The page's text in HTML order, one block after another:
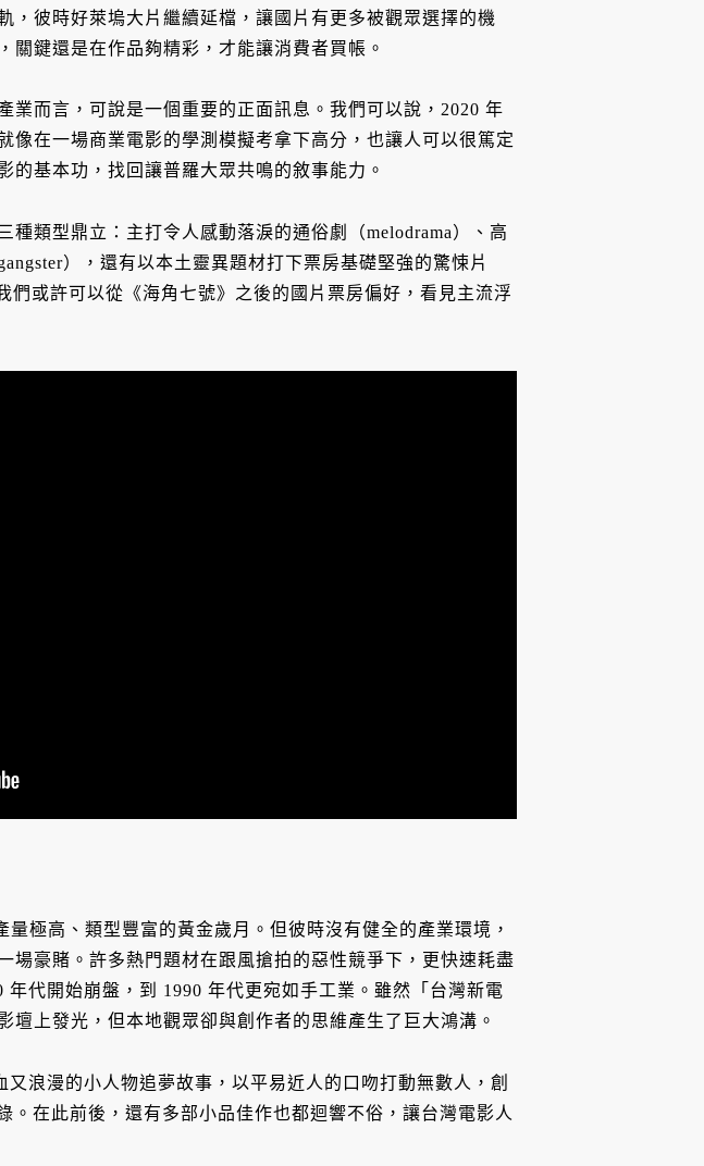
，彼時好萊塢大片繼續延檔，讓國片有更多被觀眾選擇的機
關鍵還是在作品夠精彩，才能讓消費者買帳。
業而言，可說是一個重要的正面訊息。我們可以說，2020 年
像在一場商業電影的學測模擬考拿下高分，也讓人可以很篤定
的基本功，找回讓普羅大眾共鳴的敘事能力。
種類型鼎立：主打令人感動落淚的通俗劇（melodrama）、高
），還有以本土靈異題材打下票房基礎堅強的驚悚片
們或許可以從《海角七號》之後的國片票房偏好，看見主流浮
量極高、類型豐富的黃金歲月。但彼時沒有健全的產業環境，
場豪賭。許多熱門題材在跟風搶拍的惡性競爭下，更快速耗盡
代開始崩盤，到 1990 年代更宛如手工業。雖然「台灣新電
壇上發光，但本地觀眾卻與創作者的思維產生了巨大鴻溝。
浪漫的小人物追夢故事，以平易近人的口吻打動無數人，創
。在此前後，還有多部小品佳作也都迴響不俗，讓台灣電影人